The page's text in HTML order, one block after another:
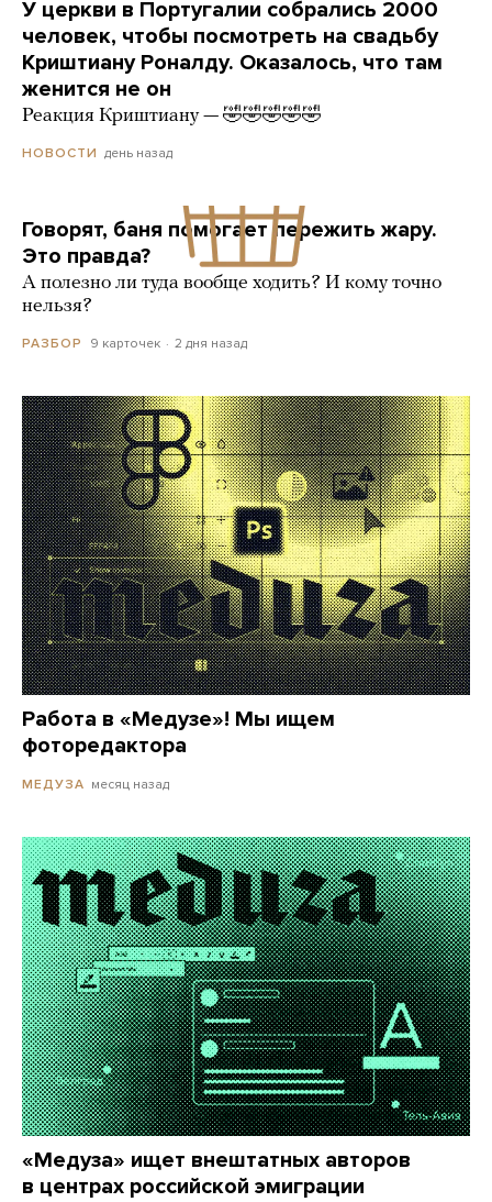
У церкви в Португалии собрались 2000
человек, чтобы посмотреть на свадьбу
Криштиану Роналду. Оказалось, что там
женится не он
Реакция Криштиану — 🤣🤣🤣🤣🤣
НОВОСТИ день назад
Говорят, баня помогает пережить жару.
Это правда?
А полезно ли туда вообще ходить? И кому точно
нельзя?
РАЗБОР 9 карточек 2 дня назад
Работа в «Медузе»! Мы ищем
фоторедактора
МЕДУЗА месяц назад
«Медуза» ищет внештатных авторов
в центрах российской эмиграции